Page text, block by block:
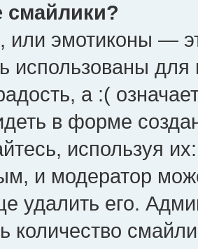
смайлики?
или эмотиконы —
использованы
а :(
в форме
используя
и модератор
удалить его.
количество